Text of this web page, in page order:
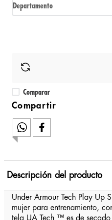
Departamento
Comparar
Descripción del producto
Under Armour Tech Play Up
mujer para entrenamiento,
tela UA Tech ™ es de